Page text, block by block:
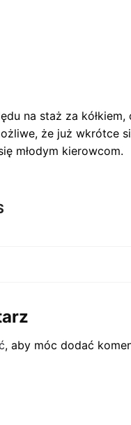
na staż za
że już wkrótce
młodym kierowcom.
, aby móc dodać